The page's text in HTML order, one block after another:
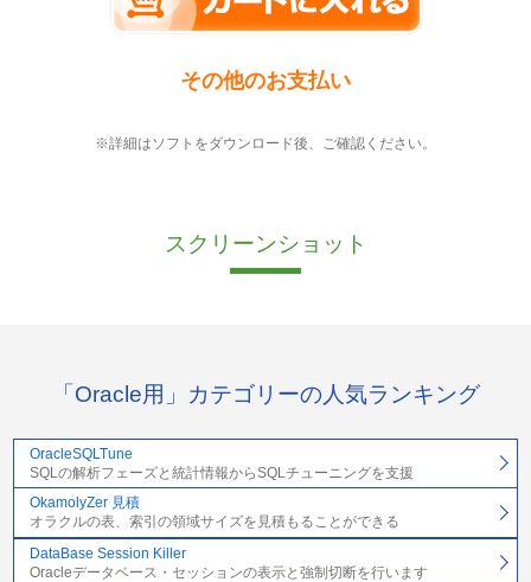
その他のお支払い
※詳細はソフトをダウンロード後、ご確認ください。
スクリーンショット
「Oracle用」カテゴリーの人気ランキング
OracleSQLTune
SQLの解析フェーズと統計情報からSQLチューニングを支援
OkamolyZer 見積
オラクルの表、索引の領域サイズを見積もることができる
DataBase Session Killer
Oracleデータベース・セッションの表示と強制切断を行います